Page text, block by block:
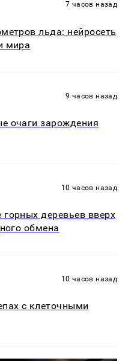
7 часов назад
льда: нейросеть
мира
9 часов назад
очаги зарождения
10 часов назад
деревьев вверх
обмена
10 часов назад
с клеточными